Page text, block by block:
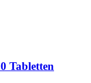
Tabletten